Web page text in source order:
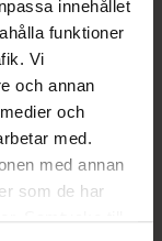
innehållet
funktioner
Vi
och annan
och
med.
med annan
som de har
Samtycke till